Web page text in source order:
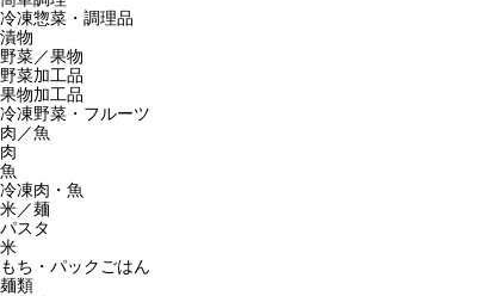
冷凍惣菜・調理品
漬物
野菜／果物
野菜加工品
果物加工品
冷凍野菜・フルーツ
肉／魚
肉
魚
冷凍肉・魚
米／麺
パスタ
米
もち・パックごはん
麺類